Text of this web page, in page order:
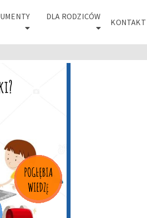
DLA RODZICÓW
KONTAKT